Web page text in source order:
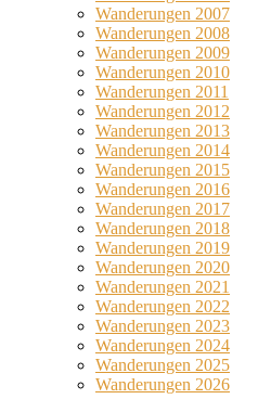
Wanderungen 2007
Wanderungen 2008
Wanderungen 2009
Wanderungen 2010
Wanderungen 2011
Wanderungen 2012
Wanderungen 2013
Wanderungen 2014
Wanderungen 2015
Wanderungen 2016
Wanderungen 2017
Wanderungen 2018
Wanderungen 2019
Wanderungen 2020
Wanderungen 2021
Wanderungen 2022
Wanderungen 2023
Wanderungen 2024
Wanderungen 2025
Wanderungen 2026